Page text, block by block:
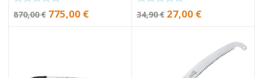
870,00€ Original
775,00 €Η
34,90€ Original
27,00 €Η
είναι:
27,00 €.